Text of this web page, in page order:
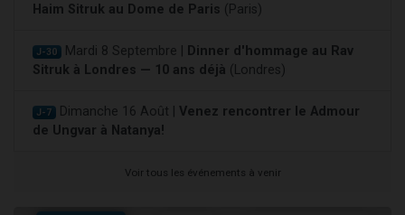
Haim Sitruk au Dome de Paris (Paris)
J-30 Mardi 8 Septembre |
Dinner d'hommage au Rav
Sitruk à Londres — 10 ans déjà (Londres)
J-7 Dimanche 16 Août | Venez rencontrer le Admour
de Ungvar à Natanya!
Voir tous les événements à venir